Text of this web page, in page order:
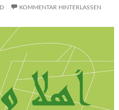
KOMMENTAR HINTERLASSEN